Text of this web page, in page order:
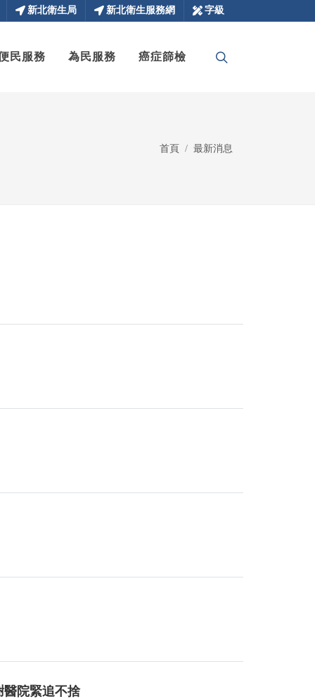
新北衛生局 新北衛生服務網 字級
民服務 為民服務 癌症篩檢
首頁 最新消息
醫院緊追不捨